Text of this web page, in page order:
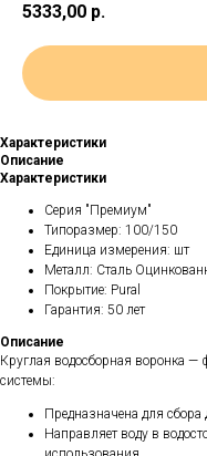
5333,00 р.
Характеристики
Описание
Характеристики
Серия "Премиум"
Типоразмер: 100/150
Единица измерения: шт
Металл: Сталь
Покрытие: Pural
Гарантия: 50 лет
Описание
Круглая водосборная воронка —
системы:
Предназначена для
Направляет воду в